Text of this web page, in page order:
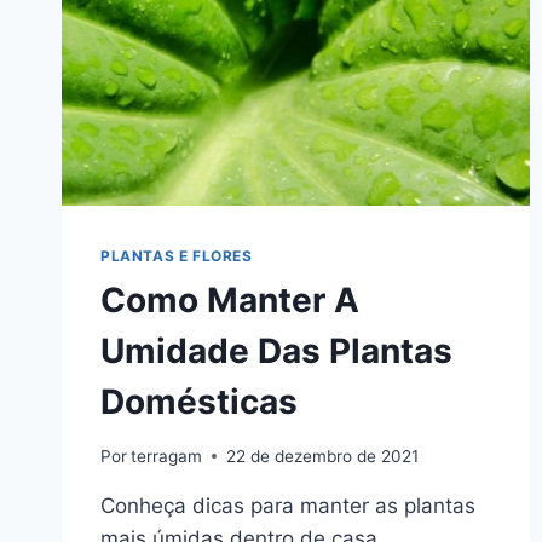
PLANTAS E FLORES
Como Manter A
Umidade Das Plantas
Domésticas
Porterragam 22 de dezembro de 2021
Conheça dicas para manter as plantas